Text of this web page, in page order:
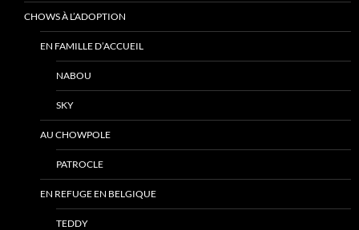
CHOWS À L’ADOPTION
EN FAMILLE D’ACCUEIL
NABOU
SKY
AU CHOWPOLE
PATROCLE
EN REFUGE EN BELGIQUE
TEDDY